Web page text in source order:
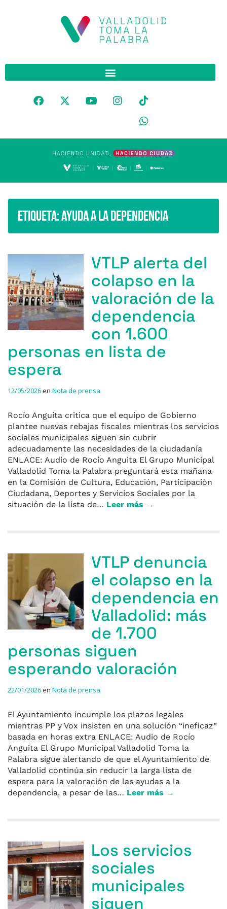
Etiqueta:ayuda a la dependencia
VTLP alerta del
colapso en la
valoración de la
dependencia
con 1.600
personas en lista de
espera
12/05/2026en Nota de prensa
Rocío Anguita critica que el equipo de Gobierno
plantee nuevas rebajas fiscales mientras los servicios
sociales municipales siguen sin cubrir
adecuadamente las necesidades de la ciudadanía
ENLACE: Audio de Rocío Anguita El Grupo Municipal
Valladolid Toma la Palabra preguntará esta mañana
en la Comisión de Cultura, Educación, Participación
Ciudadana, Deportes y Servicios Sociales por la
situación de la lista de… Leer más →
VTLP denuncia
el colapso en la
dependencia en
Valladolid: más
de 1.700
personas siguen
esperando valoración
22/01/2026en Nota de prensa
El Ayuntamiento incumple los plazos legales
mientras PP y Vox insisten en una solución “ineficaz”
basada en horas extra ENLACE: Audio de Rocío
Anguita El Grupo Municipal Valladolid Toma la
Palabra sigue alertando de que el Ayuntamiento de
Valladolid continúa sin reducir la larga lista de
espera para la valoración de las ayudas a la
dependencia, a pesar de las… Leer más →
Los servicios
sociales
municipales
siguen